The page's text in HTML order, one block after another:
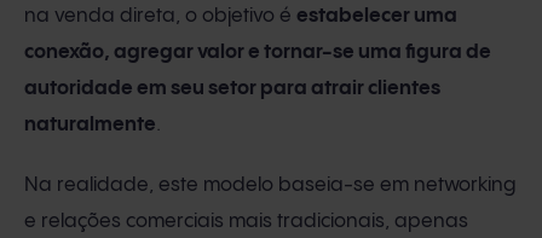
na venda direta, o objetivo é estabelecer uma
conexão, agregar valor e tornar-se uma figura de
autoridade em seu setor para atrair clientes
naturalmente.
Na realidade, este modelo baseia-se em networking
e relações comerciais mais tradicionais, apenas